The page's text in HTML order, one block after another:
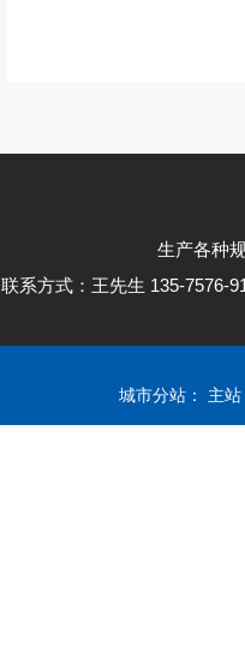
生产各种
联系方式：王先生 135-
城市分站： 主站